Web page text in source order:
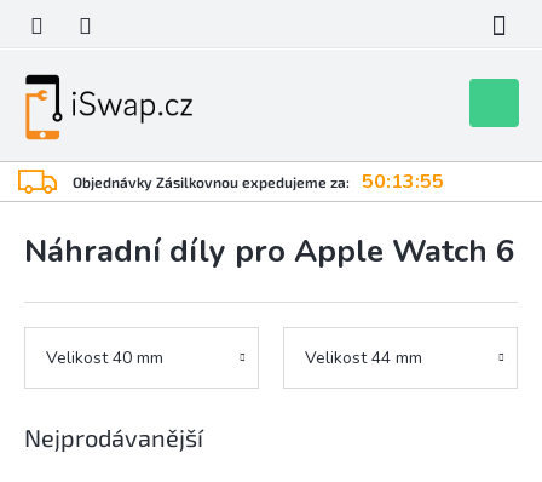
obsah
Objednávky Zásilkovnou expedujeme za: 50:13:55
košík
Náhradní díly pro Apple Watch 6
Velikost 40 mm Velikost 44 mm
Nejprodávanější